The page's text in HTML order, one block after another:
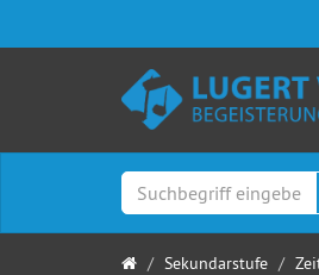
Startseite
Sekundarstufe